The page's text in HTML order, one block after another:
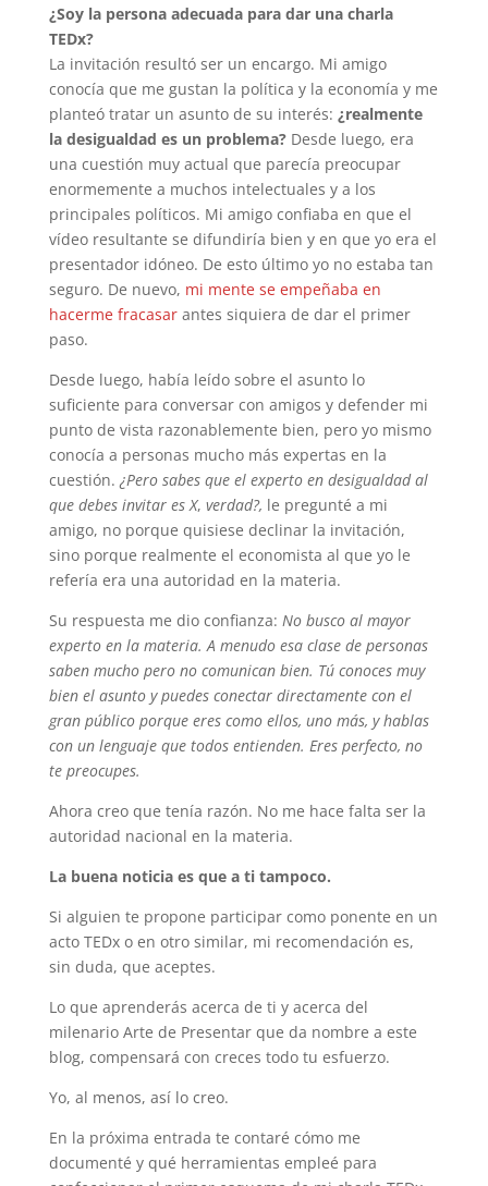
¿Soy la persona adecuada para dar una charla
TEDx?
La invitación resultó ser un encargo. Mi amigo
conocía que me gustan la política y la economía y me
planteó tratar un asunto de su interés: ¿realmente
la desigualdad es un problema? Desde luego, era
una cuestión muy actual que parecía preocupar
enormemente a muchos intelectuales y a los
principales políticos. Mi amigo confiaba en que el
vídeo resultante se difundiría bien y en que yo era el
presentador idóneo. De esto último yo no estaba tan
seguro. De nuevo, mi mente se empeñaba en
hacerme fracasarantes siquiera de dar el primer
paso.
Desde luego, había leído sobre el asunto lo
suficiente para conversar con amigos y defender mi
punto de vista razonablemente bien, pero yo mismo
conocía a personas mucho más expertas en la
cuestión. ¿Pero sabes que el experto en desigualdad al
que debes invitar es X, verdad?, le pregunté a mi
amigo, no porque quisiese declinar la invitación,
sino porque realmente el economista al que yo le
refería era una autoridad en la materia.
Su respuesta me dio confianza: No busco al mayor
experto en la materia. A menudo esa clase de personas
saben mucho pero no comunican bien. Tú conoces muy
bien el asunto y puedes conectar directamente con el
gran público porque eres como ellos, uno más, y hablas
con un lenguaje que todos entienden. Eres perfecto, no
te preocupes.
Ahora creo que tenía razón. No me hace falta ser la
autoridad nacional en la materia.
La buena noticia es que a ti tampoco.
Si alguien te propone participar como ponente en un
acto TEDx o en otro similar, mi recomendación es,
sin duda, que aceptes.
Lo que aprenderás acerca de ti y acerca del
milenario Arte de Presentar que da nombre a este
blog, compensará con creces todo tu esfuerzo.
Yo, al menos, así lo creo.
En la próxima entrada te contaré cómo me
documenté y qué herramientas empleé para